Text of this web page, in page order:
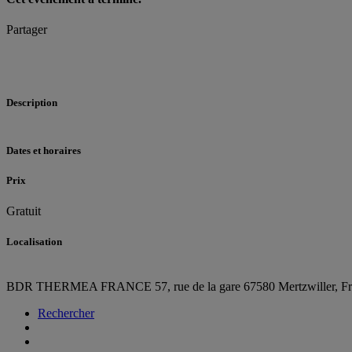
Partager
Description
Dates et horaires
Prix
Gratuit
Localisation
BDR THERMEA FRANCE 57, rue de la gare 67580 Mertzwiller,
Rechercher